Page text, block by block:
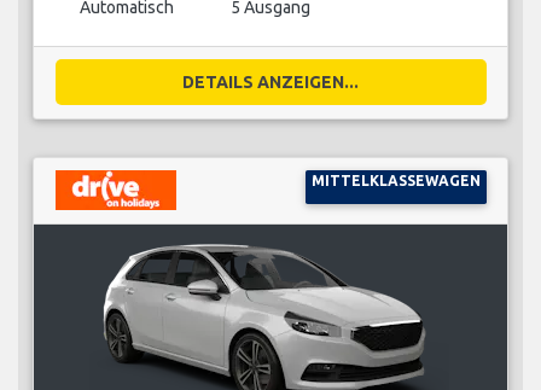
Automatisch 5 Ausgang
DETAILS ANZEIGEN...
MITTELKLASSEWAGEN